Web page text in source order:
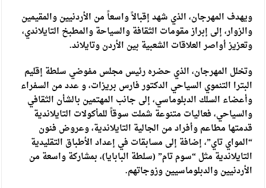
ويهدف المهرجان، الذي شهد إقبالاً واسعاً من الأردنيين والمقيمين
والزوار، إلى إبراز مقومات الثقافة والسياحة والمطبخ التايلاندي،
وتعزيز أواصر العلاقات الشعبية بين الأردن وتايلاند.
وتخلل المهرجان، الذي حضره رئيس مجلس مفوضي سلطة إقليم
البترا التنموي السياحي الدكتور فارس بريزات، و عدد من السفراء
وأعضاء السلك الدبلوماسي، إلى جانب المهتمين بالشأن الثقافي
والسياحي، فعاليات متنوعة شملت سوقاً للمأكولات التايلاندية
قدمتها مطاعم وأفراد من الجالية التايلاندية، وعروض فنون
“المواي تاي”، إضافة إلى مسابقات في إعداد الأطباق التقليدية
التايلاندية مثل “سوم تام” (سلطة البابايا)، بمشاركة واسعة من
الأردنيين والدبلوماسيين وزوجاتهم.